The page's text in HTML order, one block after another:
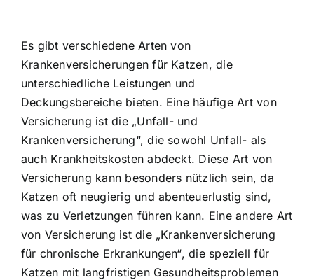
Es gibt verschiedene Arten von
Krankenversicherungen für Katzen, die
unterschiedliche Leistungen und
Deckungsbereiche bieten. Eine häufige Art von
Versicherung ist die „Unfall- und
Krankenversicherung“, die sowohl Unfall- als
auch Krankheitskosten abdeckt. Diese Art von
Versicherung kann besonders nützlich sein, da
Katzen oft neugierig und abenteuerlustig sind,
was zu Verletzungen führen kann. Eine andere Art
von Versicherung ist die „Krankenversicherung
für chronische Erkrankungen“, die speziell für
Katzen mit langfristigen Gesundheitsproblemen